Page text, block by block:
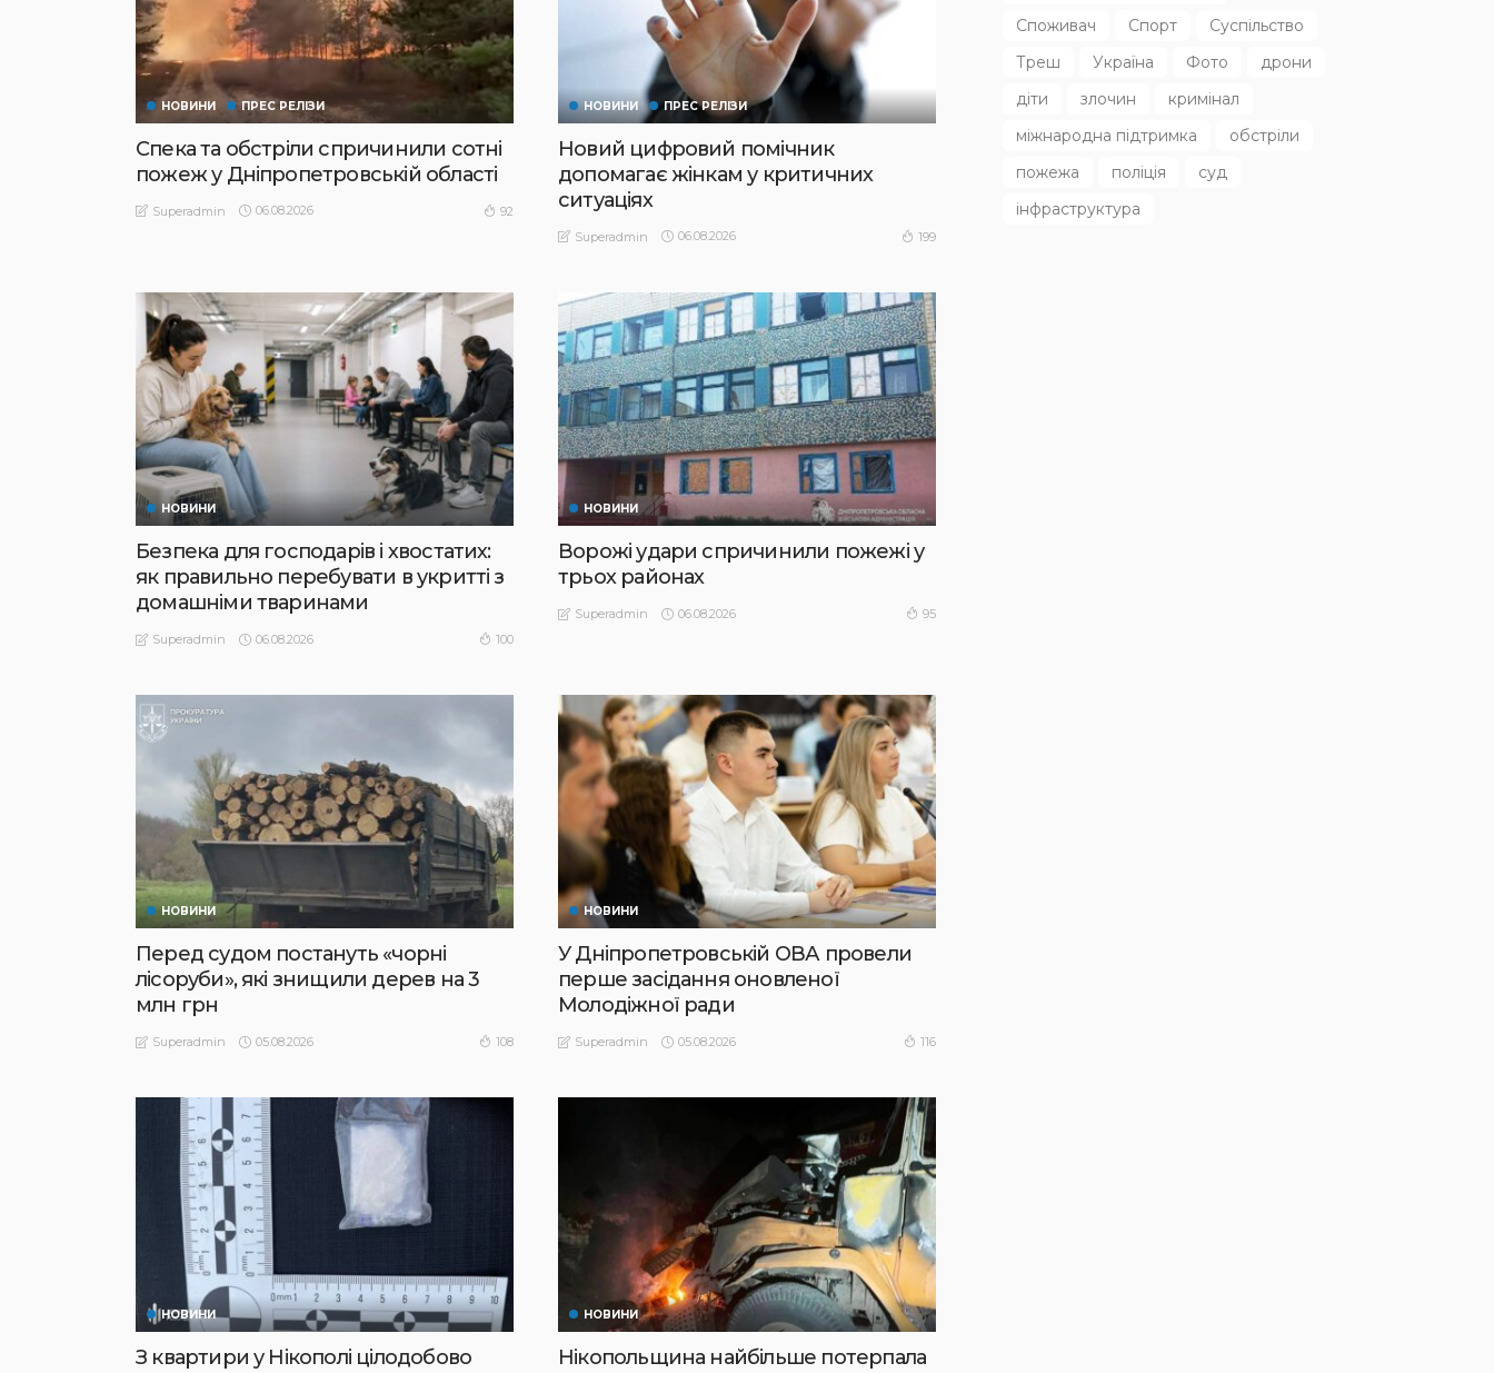
НОВИНИ ПРЕС РЕЛІЗИ
Спека та обстріли спричинили сотні
пожеж у Дніпропетровській області
Superadmin 06.08.2026 92
НОВИНИ ПРЕС РЕЛІЗИ
Новий цифровий помічник
допомагає жінкам у критичних
ситуаціях
Superadmin 06.08.2026 199
НОВИНИ
Безпека для господарів і хвостатих:
як правильно перебувати в укритті з
домашніми тваринами
Superadmin 06.08.2026 100
НОВИНИ
Ворожі удари спричинили пожежі у
трьох районах
Superadmin 06.08.2026 95
НОВИНИ
Перед судом постануть «чорні
лісоруби», які знищили дерев на 3
млн грн
Superadmin 05.08.2026 108
НОВИНИ
У Дніпропетровській ОВА провели
перше засідання оновленої
Молодіжної ради
Superadmin 05.08.2026 116
НОВИНИ
З квартири у Нікополі цілодобово
НОВИНИ
Нікопольщина найбільше потерпала
Споживач
Спорт
Суспільство
Треш
Україна Фото
дрони
діти
злочин
кримінал
міжнародна підтримка
обстріли
пожежа
поліція
суд
інфраструктура